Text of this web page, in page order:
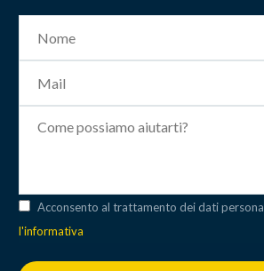
Acconsento al trattamento dei dati
l'informativa